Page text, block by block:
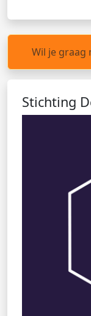
Wil je graag
Stichting